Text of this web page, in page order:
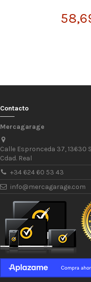
Contacto
Mercagarage
Calle Espronceda 37, 13630
Cdad. Real
+34 624 60 53 43
info@mercagarage.com